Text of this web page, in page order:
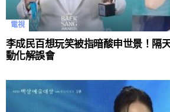
電視
李成民百想玩笑被指暗酸申世景！隔
動化解誤會